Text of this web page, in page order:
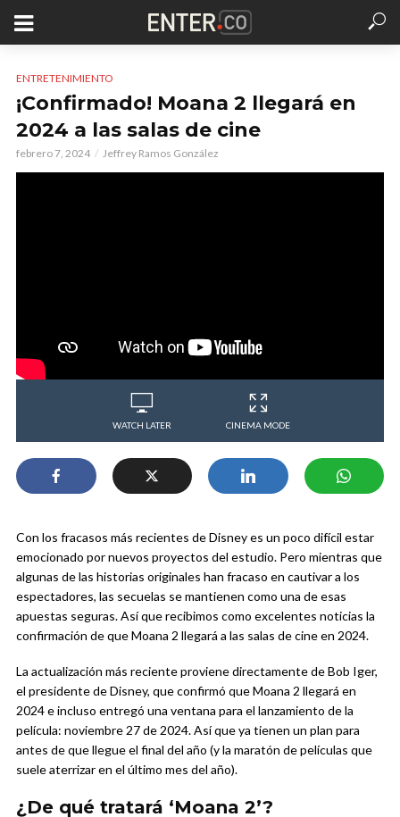
ENTRETENIMIENTO
¡Confirmado! Moana 2 llegará en
2024 a las salas de cine
febrero 7, 2024 Jeffrey Ramos González
WATCH LATER CINEMA MODE
Con los fracasos más recientes de Disney es un poco difícil estar
emocionado por nuevos proyectos del estudio. Pero mientras que
algunas de las historias originales han fracaso en cautivar a los
espectadores, las secuelas se mantienen como una de esas
apuestas seguras. Así que recibimos como excelentes noticias la
confirmación de que Moana 2 llegará a las salas de cine en 2024.
La actualización más reciente proviene directamente de Bob Iger,
el presidente de Disney, que confirmó que Moana 2 llegará en
2024 e incluso entregó una ventana para el lanzamiento de la
película: noviembre 27 de 2024. Así que ya tienen un plan para
antes de que llegue el final del año (y la maratón de películas que
suele aterrizar en el último mes del año).
¿De qué tratará ‘Moana 2’?